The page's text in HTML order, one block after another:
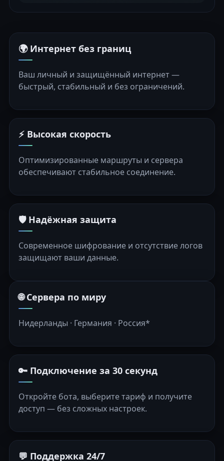
🌍 Интернет без границ
Ваш личный и защищённый интернет —
быстрый, стабильный и без ограничений.
⚡ Высокая скорость
Оптимизированные маршруты и сервера
обеспечивают стабильное соединение.
🛡️ Надёжная защита
Современное шифрование и отсутствие логов
защищают ваши данные.
🌐 Сервера по миру
Нидерланды · Германия · Россия*
🔑 Подключение за 30 секунд
Откройте бота, выберите тариф и получите
доступ — без сложных настроек.
💬 Поддержка 24/7